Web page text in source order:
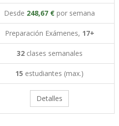
Desde 248,67 € por semana
Preparación Exámenes, 17+
32clases semanales
15 estudiantes (max.)
Detalles